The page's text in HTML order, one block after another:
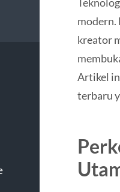
modern.
kreator
Artikel
terbaru